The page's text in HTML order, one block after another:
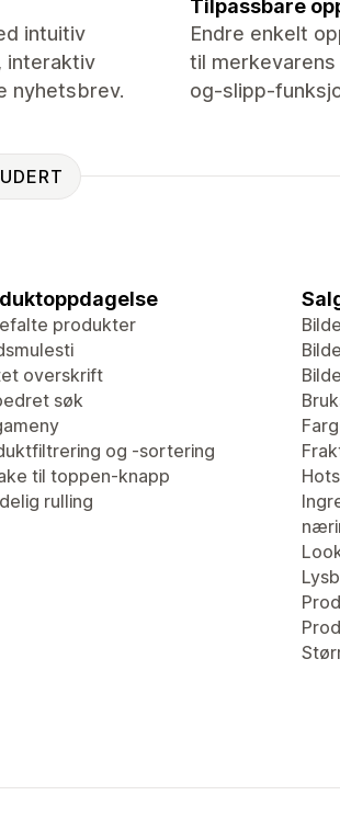
intuitiv
interaktiv
nyhetsbrev.
Tilpassbare
Endre enkelt
til
og-slipp-
produkter
overskrift
søk
og -sortering
til toppen-knapp
rulling